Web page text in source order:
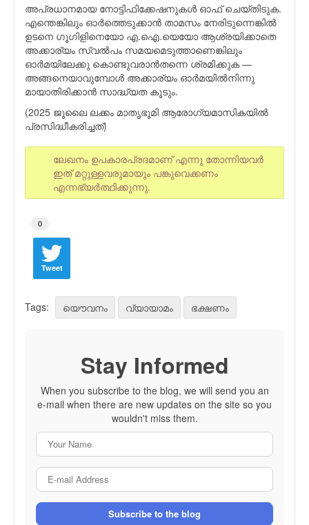
അപ്രധാനമായ നോട്ടിഫിക്കേഷനുകൾ ഓഫ് ചെയ്തിടുക.
എന്തെങ്കിലും ഓര്‍ത്തെടുക്കാൻ താമസം നേരിടുന്നെങ്കിൽ
ഉടനെ ഗൂഗിളിനെയോ എ.ഐ.യെയോ ആശ്രയിക്കാതെ
അക്കാര്യം സ്വല്‍പം സമയമെടുത്താണെങ്കിലും
ഓർമയിലേക്കു കൊണ്ടുവരാന്‍തന്നെ ശ്രമിക്കുക —
അങ്ങനെയാവുമ്പോൾ അക്കാര്യം ഓർമയിൽനിന്നു
മായാതിരിക്കാൻ സാദ്ധ്യത കൂടും.
(2025 ജൂലൈ ലക്കം മാതൃഭൂമി ആരോഗ്യമാസികയില്‍
പ്രസിദ്ധീകരിച്ചത്)
ലേഖനം ഉപകാരപ്രദമാണ് എന്നു തോന്നിയവര്‍
ഇത് മറ്റുള്ളവരുമായും പങ്കുവെക്കണം
എന്നഭ്യര്‍ത്ഥിക്കുന്നു.
0
Tweet
Tags: യൌവനം വ്യായാമം ഭക്ഷണം
Stay Informed
When you subscribe to the blog, we will send you an
e-mail when there are new updates on the site so you
wouldn't miss them.
Subscribe to the blog